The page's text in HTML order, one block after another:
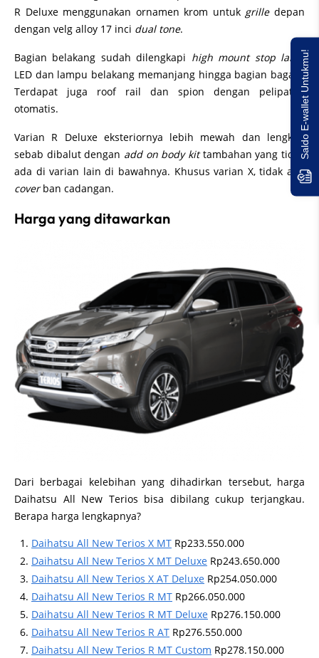
R Deluxe menggunakan ornamen krom untuk grilledepan
dengan velg alloy 17 inci dual tone.
Bagian belakang sudah dilengkapi high mount stop lamp
LED dan lampu belakang memanjang hingga bagian bagasi.
Terdapat juga roof rail dan spion dengan pelipatan
otomatis.
Varian R Deluxe eksteriornya lebih mewah dan lengkap
sebab dibalut dengan add on body kittambahan yang tidak
ada di varian lain di bawahnya. Khusus varian X, tidak ada
coverban cadangan.
Harga yang ditawarkan
Dari berbagai kelebihan yang dihadirkan tersebut, harga
Daihatsu All New Terios bisa dibilang cukup terjangkau.
Berapa harga lengkapnya?
Daihatsu All New Terios X MT Rp233.550.000
Daihatsu All New Terios X MT Deluxe Rp243.650.000
Daihatsu All New Terios X AT Deluxe Rp254.050.000
Daihatsu All New Terios R MT Rp266.050.000
Daihatsu All New Terios R MT Deluxe Rp276.150.000
Daihatsu All New Terios R AT Rp276.550.000
Daihatsu All New Terios R MT Custom Rp278.150.000
Saldo E-wallet Untukmu!